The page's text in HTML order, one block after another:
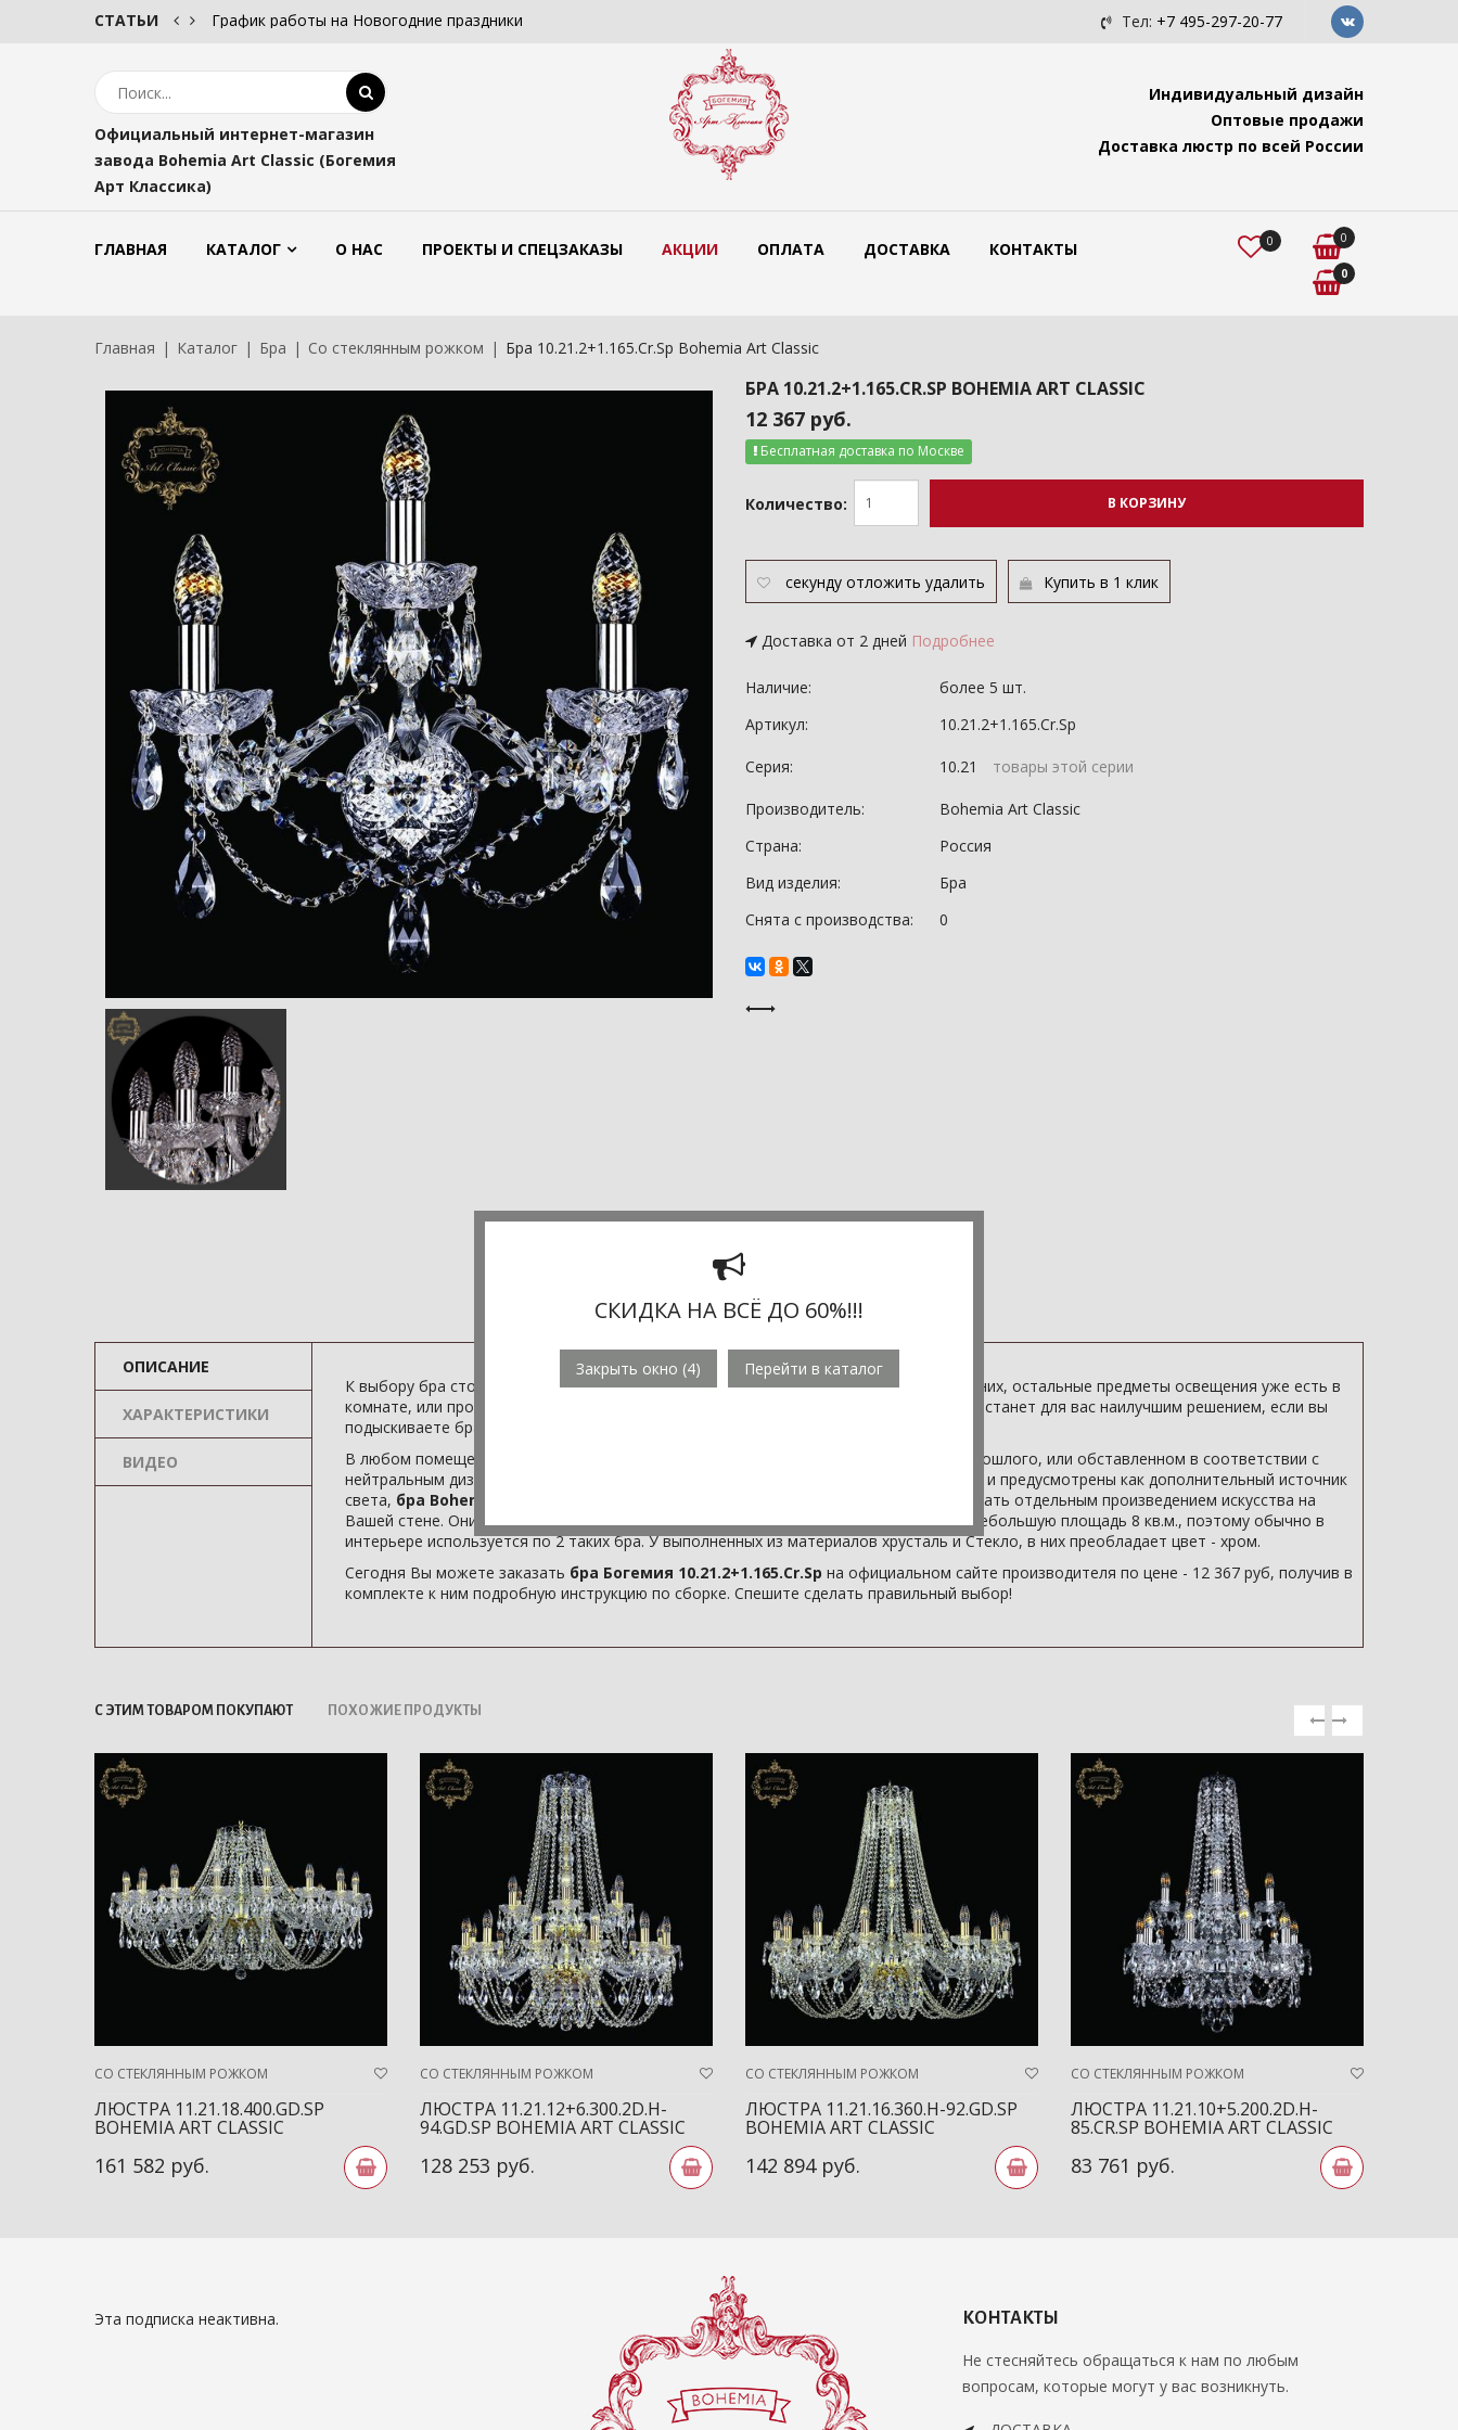
СТАТЬИ График работы на Новогодние праздники Цветные люстры Bohemia Art Classic с подвесами "Ви... Люстра для помещений с
Тел: +7 495-297-20-77
Официальный интернет-магазин
завода Bohemia Art Classic (Богемия
Арт Классика)
Индивидуальный дизайн
Оптовые продажи
Доставка люстр по всей России
ГЛАВНАЯ КАТАЛОГ О НАС ПРОЕКТЫ И СПЕЦЗАКАЗЫ АКЦИИ ОПЛАТА ДОСТАВКА КОНТАКТЫ 0 0
0
Главная Каталог Бра Со стеклянным рожком Бра 10.21.2+1.165.Cr.Sp Bohemia Art Classic
БРА 10.21.2+1.165.CR.SP BOHEMIA ART CLASSIC
12 367 руб.
Бесплатная доставка по Москве
Количество: В КОРЗИНУ
секунду отложить удалить Купить в 1 клик
Доставка от 2 дней Подробнее
Наличие:
более 5 шт.
Артикул:
10.21.2+1.165.Cr.Sp
Серия: 10.21 товары этой серии
Производитель:
Bohemia Art Classic
Страна:
Россия
Вид изделия:
Бра
Снята с производства:
0
ОПИСАНИЕ
ХАРАКТЕРИСТИКИ
ВИДЕО
К выбору бра стоит подойти тщательным образом, ведь когда очередь доходит до них, остальные предметы освещения уже есть в
комнате, или продуманы в голове.
станет для вас наилучшим решением, если вы
подыскиваете бра для гостиной, спальни или ресторана.
В любом помещении, по стилистике перекликающемся с классическими образами прошлого, или обставленном в соответствии с
нейтральным дизайном,
придутся кстати. Хотя бра и предусмотрены как дополнительный источник
света, бра Bohemia Art Classic 10.21.2+1.165.Cr.Sp
слишком элегантны, чтобы не стать отдельным произведением искусства на
Вашей стене. Они состоят из 3-х ламп (цоколь патрона E14) , и способны осветить небольшую площадь 8 кв.м., поэтому обычно в
интерьере используется по 2 таких бра. У выполненных из материалов хрусталь и Стекло, в них преобладает цвет - хром.
Сегодня Вы можете заказать бра Богемия 10.21.2+1.165.Cr.Sp на официальном сайте производителя по цене - 12 367 руб, получив в
комплекте к ним подробную инструкцию по сборке. Спешите сделать правильный выбор!
С ЭТИМ ТОВАРОМ ПОКУПАЮТ ПОХОЖИЕ ПРОДУКТЫ
СО СТЕКЛЯННЫМ РОЖКОМ
ЛЮСТРА 11.21.18.400.GD.SP
BOHEMIA ART CLASSIC
161 582 руб.
СО СТЕКЛЯННЫМ РОЖКОМ
ЛЮСТРА 11.21.12+6.300.2D.H-
94.GD.SP BOHEMIA ART CLASSIC
128 253 руб.
СО СТЕКЛЯННЫМ РОЖКОМ
ЛЮСТРА 11.21.16.360.H-92.GD.SP
BOHEMIA ART CLASSIC
142 894 руб.
СО СТЕКЛЯННЫМ РОЖКОМ
ЛЮСТРА 11.21.10+5.200.2D.H-
85.CR.SP BOHEMIA ART CLASSIC
83 761 руб.
Эта подписка неактивна. КОНТАКТЫ
Не стесняйтесь обращаться к нам по любым
вопросам, которые могут у вас возникнуть.
СКИДКА НА ВСЁ ДО 60%!!!
Закрыть окно (3) Перейти в каталог